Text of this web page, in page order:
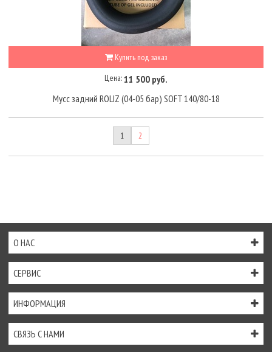
Купить под заказ
Цена:11 500 руб.
Мусс задний ROLIZ (04-05 бар) SOFT 140/80-18
1 2
О НАС
СЕРВИС
ИНФОРМАЦИЯ
СВЯЗЬ С НАМИ